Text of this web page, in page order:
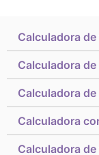
Calculadora
Calculadora
Calculadora
Calculadora
Calculadora